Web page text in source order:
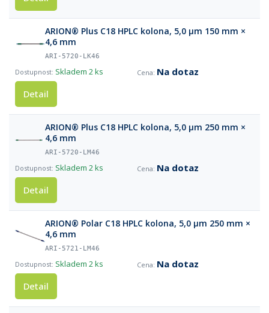
ARION® Plus C18 HPLC kolona, 5,0 µm 150 mm ×
4,6 mm
ARI-5720-LK46
Skladem 2 ks
Na dotaz
Detail
ARION® Plus C18 HPLC kolona, 5,0 µm 250 mm ×
4,6 mm
ARI-5720-LM46
Skladem 2 ks
Na dotaz
Detail
ARION® Polar C18 HPLC kolona, 5,0 µm 250 mm ×
4,6 mm
ARI-5721-LM46
Skladem 2 ks
Na dotaz
Detail